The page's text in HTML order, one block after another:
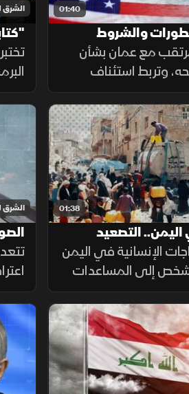
01:40
والشروط
مع عمان بشأن
وتربط استئناف
على رفع العقوبات
ووقف التهديدات.
الشرق
مع
01:38
التصعيد
الإنسانية في اليمن
22 مليون شخص إلى المساعدات
الأمن الغذائي
الإنسانية
الشرق